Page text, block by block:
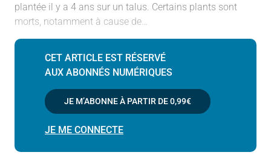
plantée il y a 4 ans sur un talus. Certains plants sont
morts, notamment à cause de…
CET ARTICLE EST RÉSERVÉ
AUX ABONNÉS NUMÉRIQUES
JE M’ABONNE À PARTIR DE0,99€
JE ME CONNECTE